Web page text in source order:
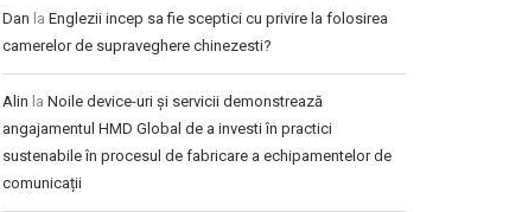
Dan la Englezii incep sa fie sceptici cu privire la folosirea
camerelor de supraveghere chinezesti?
Alin la Noile device-uri și servicii demonstrează
angajamentul HMD Global de a investi în practici
sustenabile în procesul de fabricare a echipamentelor de
comunicații